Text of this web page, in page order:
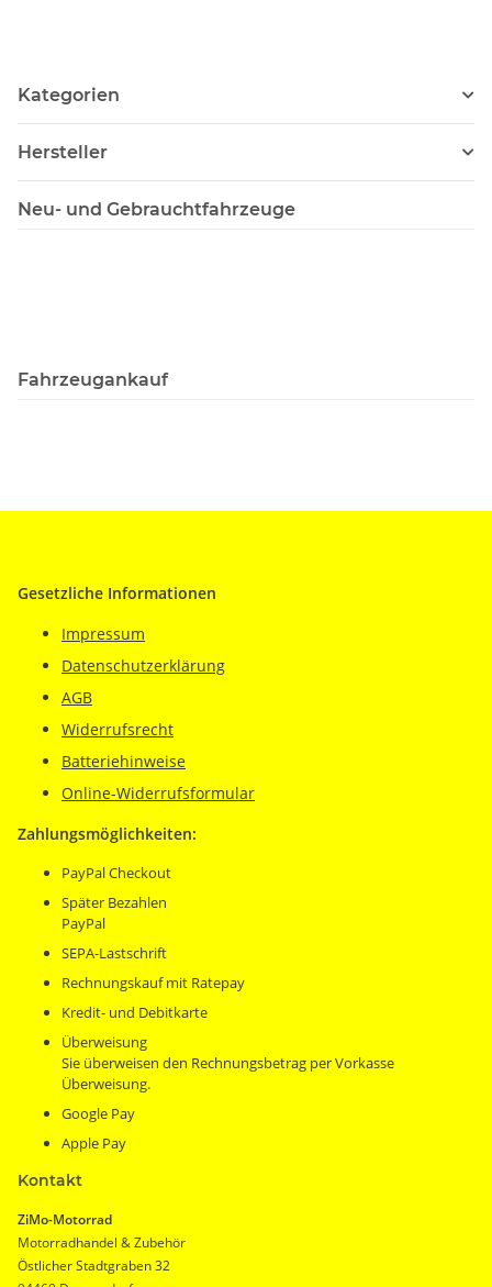
Kategorien
Hersteller
Neu- und Gebrauchtfahrzeuge
Fahrzeugankauf
Gesetzliche Informationen
Impressum
Datenschutzerklärung
AGB
Widerrufsrecht
Batteriehinweise
Online-Widerrufsformular
Zahlungsmöglichkeiten:
PayPal Checkout
Später Bezahlen
PayPal
SEPA-Lastschrift
Rechnungskauf mit Ratepay
Kredit- und Debitkarte
Überweisung
Sie überweisen den Rechnungsbetrag per Vorkasse
Überweisung.
Google Pay
Apple Pay
Kontakt
ZiMo-Motorrad
Motorradhandel & Zubehör
Östlicher Stadtgraben 32